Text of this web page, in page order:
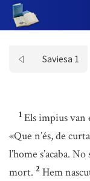
Saviesa 1
1 Els impius van
«Que n’és, de
l’home s’acaba.
mort. 2 Hem